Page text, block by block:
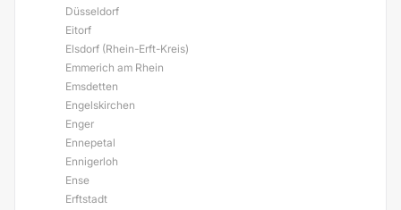
Düsseldorf
Eitorf
Elsdorf (Rhein-Erft-Kreis)
Emmerich am Rhein
Emsdetten
Engelskirchen
Enger
Ennepetal
Ennigerloh
Ense
Erftstadt